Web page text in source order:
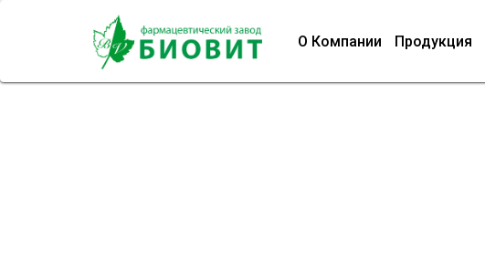
О Компании Продукция